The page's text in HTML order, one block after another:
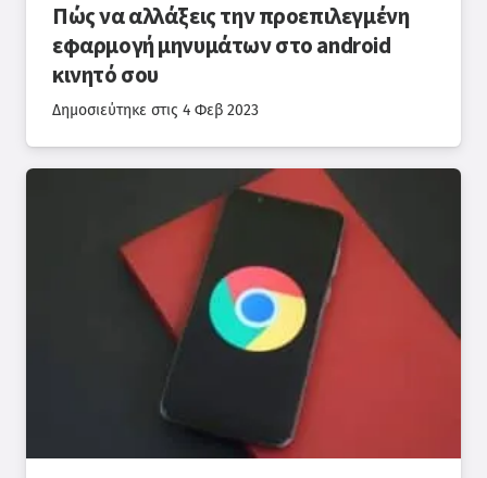
Πώς να αλλάξεις την προεπιλεγμένη
εφαρμογή μηνυμάτων στο android
κινητό σου
Δημοσιεύτηκε στις 4 Φεβ 2023